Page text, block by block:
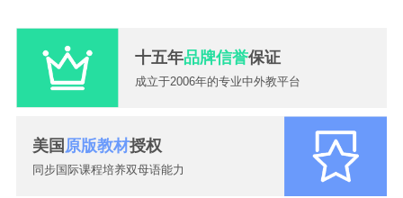
十五年品牌信誉保证
成立于2006年的专业中外教平台
美国 原版教材授权
同步国际课程培养双母语能力